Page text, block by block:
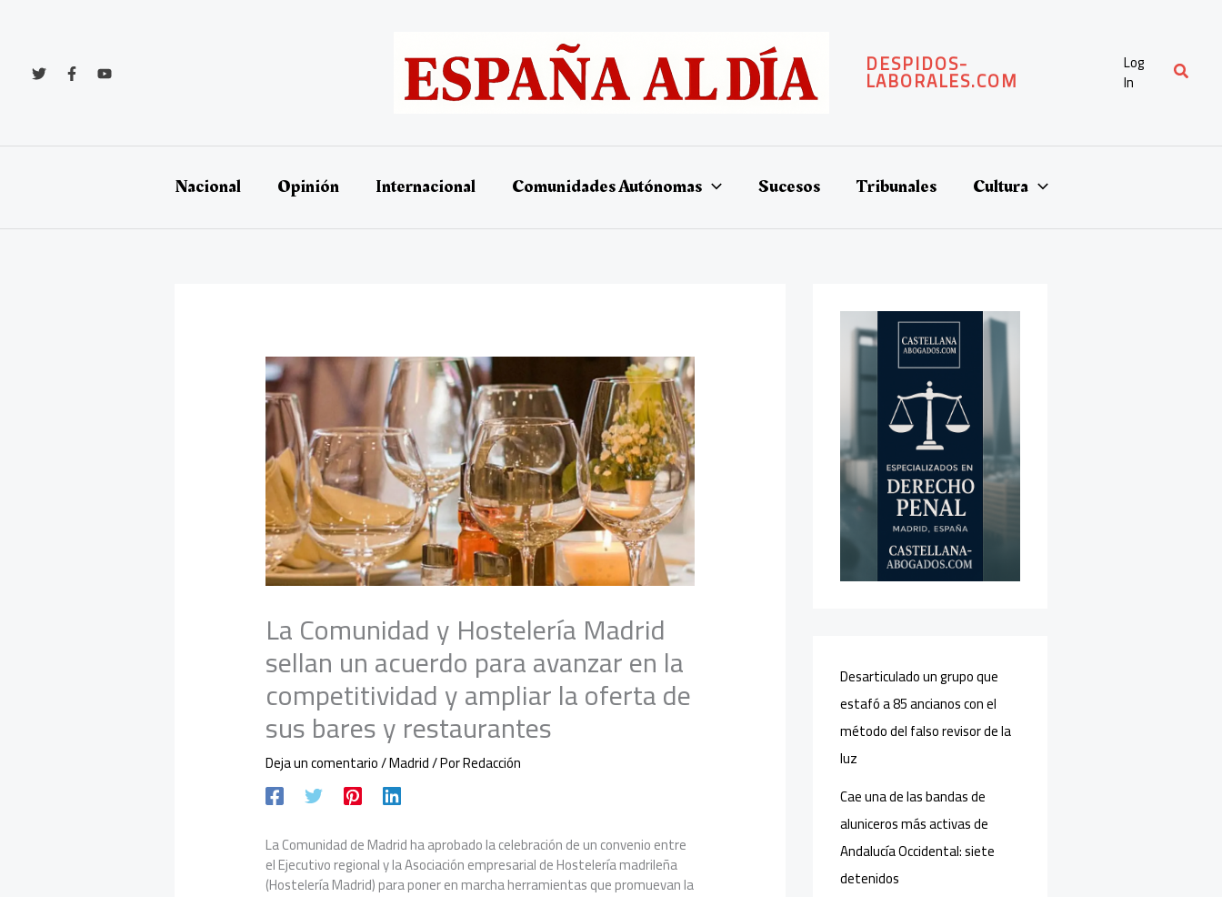
DESPIDOS-
LABORALES.COM
Log
In Buscar
Nacional Opinión Internacional Comunidades Autónomas Sucesos Tribunales Cultura
La Comunidad y Hostelería Madrid
sellan un acuerdo para avanzar en la
competitividad y ampliar la oferta de
sus bares y restaurantes
Deja un comentario/Madrid/ PorRedacción
La Comunidad de Madrid ha aprobado la celebración de un convenio entre
el Ejecutivo regional y la Asociación empresarial de Hostelería madrileña
(Hostelería Madrid) para poner en marcha herramientas que promuevan la
Desarticulado un grupo que
estafó a 85 ancianos con el
método del falso revisor de la
luz
Cae una de las bandas de
aluniceros más activas de
Andalucía Occidental: siete
detenidos